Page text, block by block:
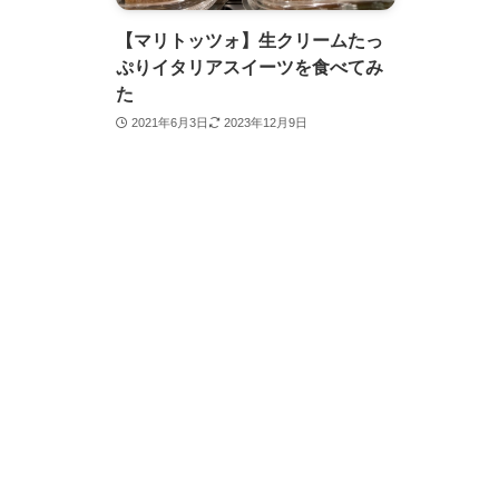
【マリトッツォ】生クリームたっ
ぷりイタリアスイーツを食べてみ
た
2021年6月3日 2023年12月9日